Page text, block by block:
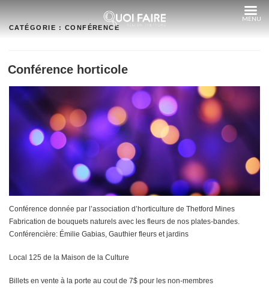
contenu
CATÉGORIE : CONFÉRENCE
Conférence horticole
Conférence donnée par l’association d’horticulture de Thetford Mines
Fabrication de bouquets naturels avec les fleurs de nos plates-bandes.
Conférencière: Émilie Gabias, Gauthier fleurs et jardins
Local 125 de la Maison de la Culture
Billets en vente à la porte au cout de 7$ pour les non-membres